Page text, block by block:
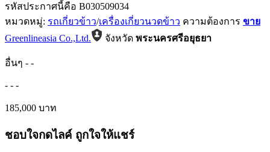
รหัสประกาศนี้คือ B030509034
หมวดหมู่: รถเกี่ยวข้าว/เครื่องเกี่ยวนวดข้าว ความต้องการ ขาย
Greenlineasia Co.,Ltd.
จังหวัด พระนครศรีอยุธยา
อื่นๆ - -
- - -
185,000 บาท
ชอบใจกดไลค์ ถูกใจให้แชร์